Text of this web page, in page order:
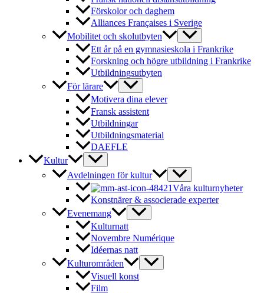
Förskolor och daghem
Alliances Françaises i Sverige
Mobilitet och skolutbyten
Ett år på en gymnasieskola i Frankrike
Forskning och högre utbildning i Frankrike
Utbildningsutbyten
För lärare
Motivera dina elever
Fransk assistent
Utbildningar
Utbildningsmaterial
DAEFLE
Kultur
Avdelningen för kultur
Våra kulturnyheter
Konstnärer & associerade experter
Evenemang
Kulturnatt
Novembre Numérique
Idéernas natt
Kulturområden
Visuell konst
Film